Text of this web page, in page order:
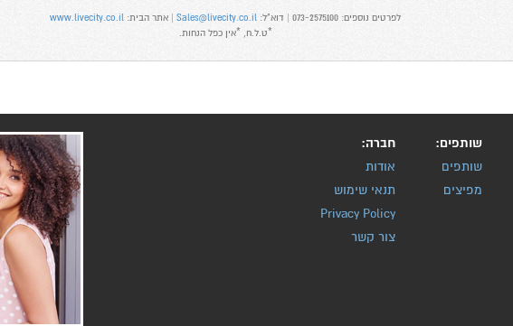
לפרטים נוספים: 073-2575100 | דוא"ל: Sales@livecity.co.il | אתר הבית: www.livecity.co.il
*ט.ל.ח, *אין כפל הנחות.
שותפים:
שותפים
מפיצים
חברה:
אודות
תנאי שימוש
Privacy Policy
צור קשר